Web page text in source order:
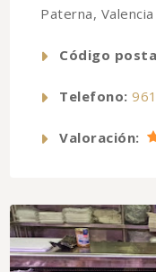
Paterna, Valencia
Código
Telefono:
Valoración: